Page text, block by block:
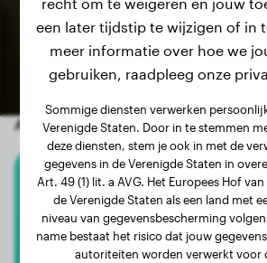
Andere willekeurige honden
Kleine Poedel
Carlo
een later tijdstip te wijzigen of in
meer informatie over hoe we
gebruiken, raadpleeg onze
Sommige diensten verwerken
Verenigde Staten. Door in te stemmen
deze diensten, stem je ook in met de
gegevens in de Verenigde Staten in
Art. 49 (1) lit. a AVG. Het Europees Hof
de Verenigde Staten als een land met
niveau van gegevensbescherming
name bestaat het risico dat jouw
autoriteiten worden verwerkt voor